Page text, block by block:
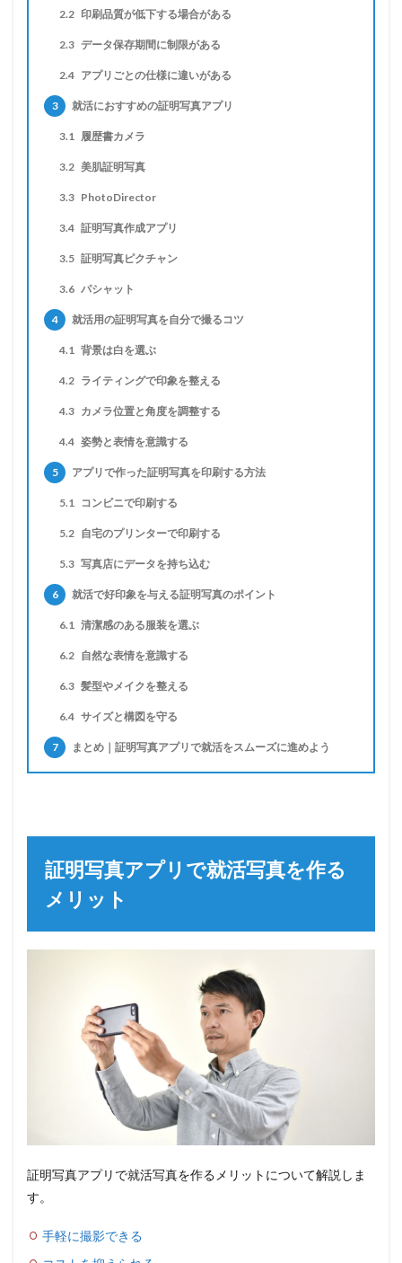
2.2 印刷品質が低下する場合がある
2.3 データ保存期間に制限がある
2.4 アプリごとの仕様に違いがある
3 就活におすすめの証明写真アプリ
3.1 履歴書カメラ
3.2 美肌証明写真
3.3 PhotoDirector
3.4 証明写真作成アプリ
3.5 証明写真ピクチャン
3.6 パシャット
4 就活用の証明写真を自分で撮るコツ
4.1 背景は白を選ぶ
4.2 ライティングで印象を整える
4.3 カメラ位置と角度を調整する
4.4 姿勢と表情を意識する
5 アプリで作った証明写真を印刷する方法
5.1 コンビニで印刷する
5.2 自宅のプリンターで印刷する
5.3 写真店にデータを持ち込む
6 就活で好印象を与える証明写真のポイント
6.1 清潔感のある服装を選ぶ
6.2 自然な表情を意識する
6.3 髪型やメイクを整える
6.4 サイズと構図を守る
7 まとめ｜証明写真アプリで就活をスムーズに進めよう
証明写真アプリで就活写真を作る
メリット
証明写真アプリで就活写真を作るメリットについて解説しま
す。
手軽に撮影できる